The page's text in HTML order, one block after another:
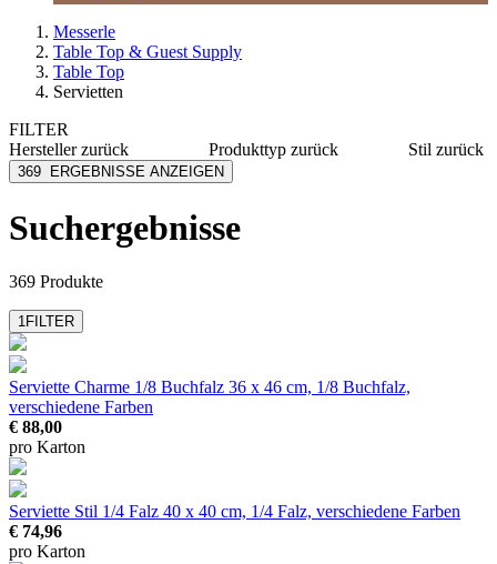
Messerle
Table Top & Guest Supply
Table Top
Servietten
FILTER
Herstellerzurück
[e] one
Fato
Hypavema
mehr anzeigen
Produkttyp zurück
Spenderservietten
Stil zurück
369 ERGEBNISSE ANZEIGEN
Suchergebnisse
369 Produkte
1FILTER
Serviette Charme 1/8 Buchfalz 36 x 46 cm, 1/8 Buchfalz,
verschiedene Farben
€ 88,00
pro Karton
Serviette Stil 1/4 Falz 40 x 40 cm, 1/4 Falz, verschiedene Farben
€ 74,96
pro Karton